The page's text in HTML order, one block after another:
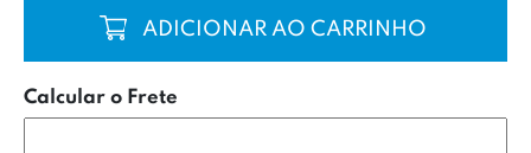
COMPRAR
Calcular o Frete